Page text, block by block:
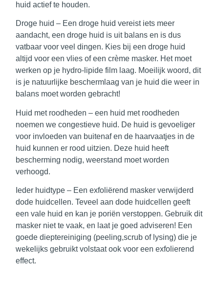
huid actief te houden.
Droge huid – Een droge huid vereist iets meer
aandacht, een droge huid is uit balans en is dus
vatbaar voor veel dingen. Kies bij een droge huid
altijd voor een vlies of een crème masker. Het moet
werken op je hydro-lipide film laag. Moeilijk woord, dit
is je natuurlijke beschermlaag van je huid die weer in
balans moet worden gebracht!
Huid met roodheden – een huid met roodheden
noemen we congestieve huid. De huid is gevoeliger
voor invloeden van buitenaf en de haarvaatjes in de
huid kunnen er rood uitzien. Deze huid heeft
bescherming nodig, weerstand moet worden
verhoogd.
Ieder huidtype – Een exfoliërend masker verwijderd
dode huidcellen. Teveel aan dode huidcellen geeft
een vale huid en kan je poriën verstoppen. Gebruik dit
masker niet te vaak, en laat je goed adviseren! Een
goede dieptereiniging (peeling,scrub of lysing) die je
wekelijks gebruikt volstaat ook voor een exfolierend
effect.